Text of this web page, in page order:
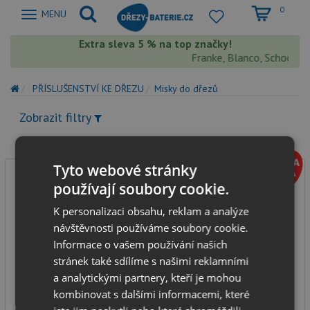
Zobrazit
MENU 0
Extra sleva 5 % na top značky!
Franke, Blanco, Schock,
PŘÍSLUŠENSTVÍ KE DŘEZU Misky do dřezů
Zobrazit filtry
Aquastone cedící miska 340 nerez
Tyto webové stránky
používají soubory cookie.
K personalizaci obsahu, reklam a analýze
návštěvnosti používáme soubory cookie.
Informace o vašem používání našich
stránek také sdílíme s našimi reklamními
a analytickými partnery, kteří je mohou
kombinovat s dalšími informacemi, které